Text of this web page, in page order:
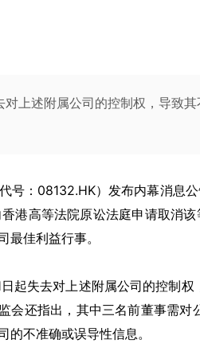
上述附属公司的控制权，导致
号：08132.HK）发布内幕消息
港高等法院原讼法庭申请取消
最佳利益行事。
起失去对上述附属公司的控制
会还指出，其中三名前董事需
不准确或误导性信息。